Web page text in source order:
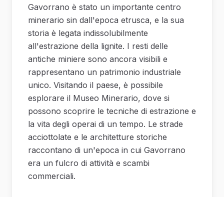
Gavorrano è stato un importante centro
minerario sin dall'epoca etrusca, e la sua
storia è legata indissolubilmente
all'estrazione della lignite. I resti delle
antiche miniere sono ancora visibili e
rappresentano un patrimonio industriale
unico. Visitando il paese, è possibile
esplorare il Museo Minerario, dove si
possono scoprire le tecniche di estrazione e
la vita degli operai di un tempo. Le strade
acciottolate e le architetture storiche
raccontano di un'epoca in cui Gavorrano
era un fulcro di attività e scambi
commerciali.